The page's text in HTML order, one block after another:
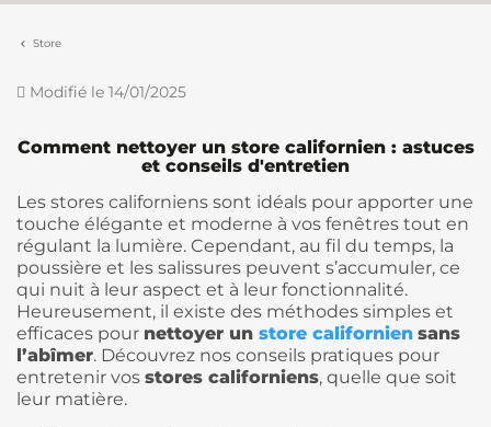
Store
Modifié le 14/01/2025
Comment nettoyer un store californien : astuces
et conseils d'entretien
Les stores californiens sont idéals pour apporter une
touche élégante et moderne à vos fenêtres tout en
régulant la lumière. Cependant, au fil du temps, la
poussière et les salissures peuvent s’accumuler, ce
qui nuit à leur aspect et à leur fonctionnalité.
Heureusement, il existe des méthodes simples et
efficaces pour nettoyer un store californien sans
l’abîmer. Découvrez nos conseils pratiques pour
entretenir vos stores californiens, quelle que soit
leur matière.